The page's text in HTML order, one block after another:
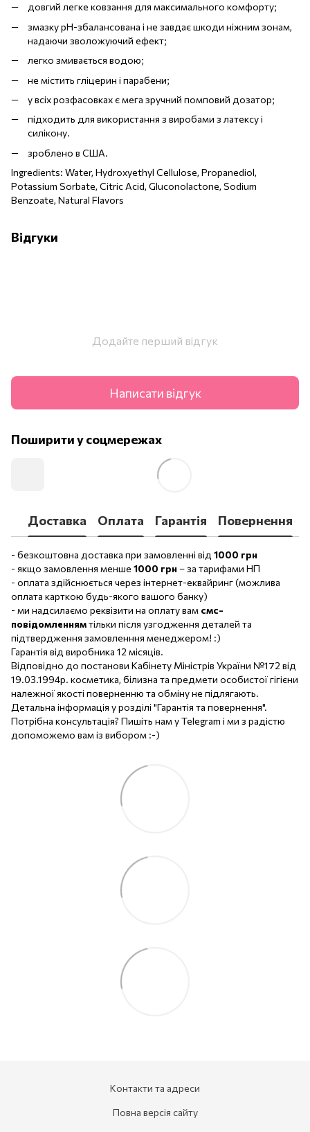
довгий легке ковзання для максимального комфорту;
змазку pH-збалансована і не завдає шкоди ніжним зонам,
надаючи зволожуючий ефект;
легко змивається водою;
не містить гліцерин і парабени;
у всіх розфасовках є мега зручний помповий дозатор;
підходить для використання з виробами з латексу і
силікону.
зроблено в США.
Ingredients: Water, Hydroxyethyl Cellulose, Propanediol,
Potassium Sorbate, Citric Acid, Gluconolactone, Sodium
Benzoate, Natural Flavors
Відгуки
Додайте перший відгук
Написати відгук
Поширити у соцмережах
Доставка Оплата Гарантія Повернення
- безкоштовна доставка при замовленні від 1000 грн
- якщо замовлення менше 1000 грн– за тарифами НП
- оплата здійснюється через інтернет-еквайринг (можлива
оплата карткою будь-якого вашого банку)
- ми надсилаємо реквізити на оплату вам смс-
повідомленнямтільки після узгодження деталей та
підтвердження замовленння менеджером! :)
Гарантія від виробника 12 місяців.
Відповідно до постанови Кабінету Міністрів України №172 від
19.03.1994р. косметика, білизна та предмети особистої гігієни
належної якості поверненню та обміну не підлягають.
Детальна інформація у розділі "Гарантія та повернення".
Потрібна консультація? Пишіть нам у Telegram і ми з радістю
допоможемо вам із вибором :-)
Контакти та адреси
Повна версія сайту